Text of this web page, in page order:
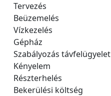
Tervezés
Beüzemelés
Vízkezelés
Gépház
Szabályozás távfelügyelet
Kényelem
Részterhelés
Bekerülési költség